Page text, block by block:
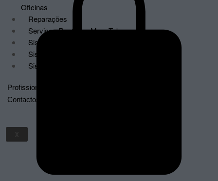
Oficinas
Reparações
Serviços Renting – MegaTek
Sistemas de Faturação Certificados
Sistemas de Videovigilância
Sistemas POS
Profissionais
Contactos